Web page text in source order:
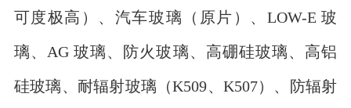
可度极高）、汽车玻璃（原片）、LOW-E 玻
璃、AG 玻璃、防火玻璃、高硼硅玻璃、高铝
硅玻璃、耐辐射玻璃（K509、K507）、防辐射